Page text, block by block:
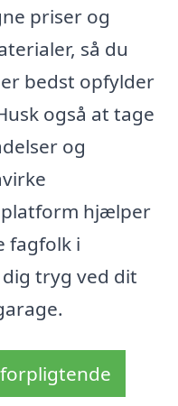
priser og
så du
bedst opfylder
også at tage
og
platform hjælper
fagfolk i
tryg ved dit